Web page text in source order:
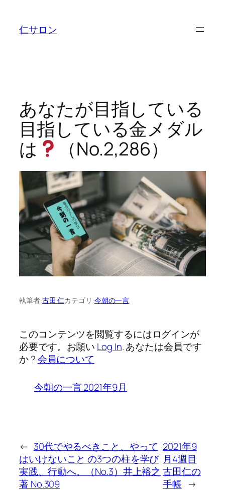
仁サロン
あなたが目指している
目指している金メダル
は
（No.2,286）
執筆者:古田 仁カテゴリ:今朝の一言
このコンテンツを閲覧するにはログインが
必要です。お願い Log In. あなたは会員です
か ?会員について
今朝の一言 2021年9月
← 30代でやるべきこと、やって
はいけないこと の3つの柱を学び
実践、行動へ。（No.3）井上裕之
著 No.309
2021年9
月4週目
古田仁の
手帳 →